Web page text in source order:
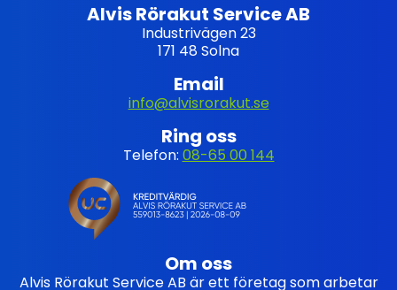
Alvis Rörakut Service AB
Industrivägen 23
171 48 Solna
Email
info@alvisrorakut.se
Ring oss
Telefon: 08-65 00 144
Om oss
Alvis Rörakut Service AB är ett företag som arbetar